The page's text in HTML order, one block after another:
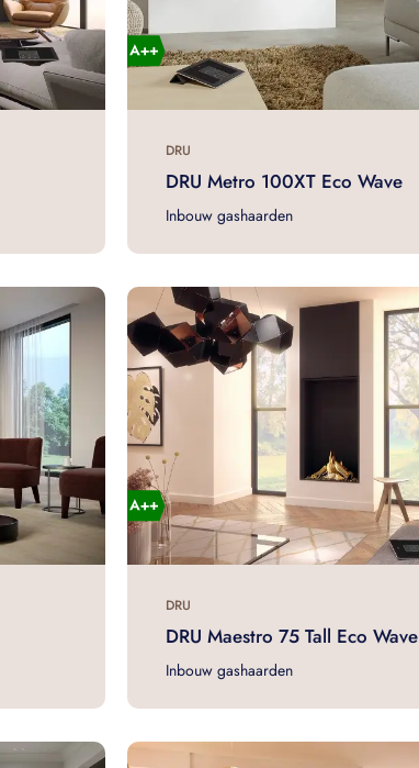
DRU
DRU Metro 100XT Eco Wave
Inbouw gashaarden
DRU
DRU Maestro 75 Tall Eco Wave
Inbouw gashaarden